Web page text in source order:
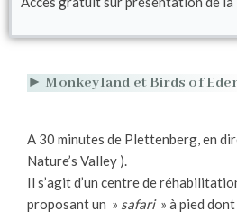
► Monkeyland et Birds of
A 30 minutes de Plettenberg, en
Nature’s Valley ).
Il s’agit d’un centre de
proposant un » safari» à pied dont